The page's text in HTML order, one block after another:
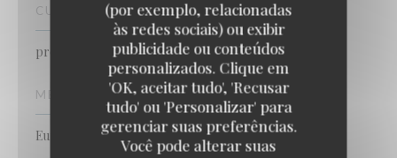
(por exemplo, relacionadas
às redes sociais) ou exibir
publicidade ou conteúdos
personalizados. Clique em
'OK, aceitar tudo', 'Recusar
tudo' ou 'Personalizar' para
gerenciar suas preferências.
Você pode alterar suas
CULINÁRIA
produtos frescos, Caseiro
MÉTODOS DE PAGAMENTO
Eurocard/Mastercard, Dinheiro, Visa, Cartão Azul
TAVLINE